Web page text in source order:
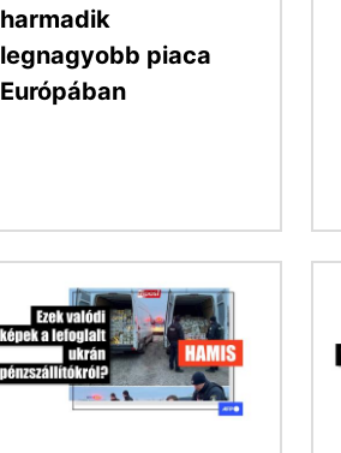
harmadik
legnagyobb piaca
Európában